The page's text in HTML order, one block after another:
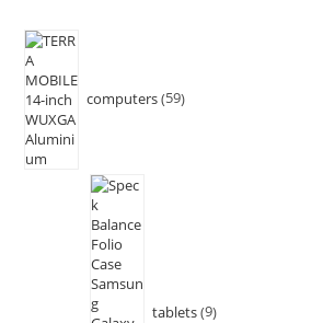
computers 59
tablets 9